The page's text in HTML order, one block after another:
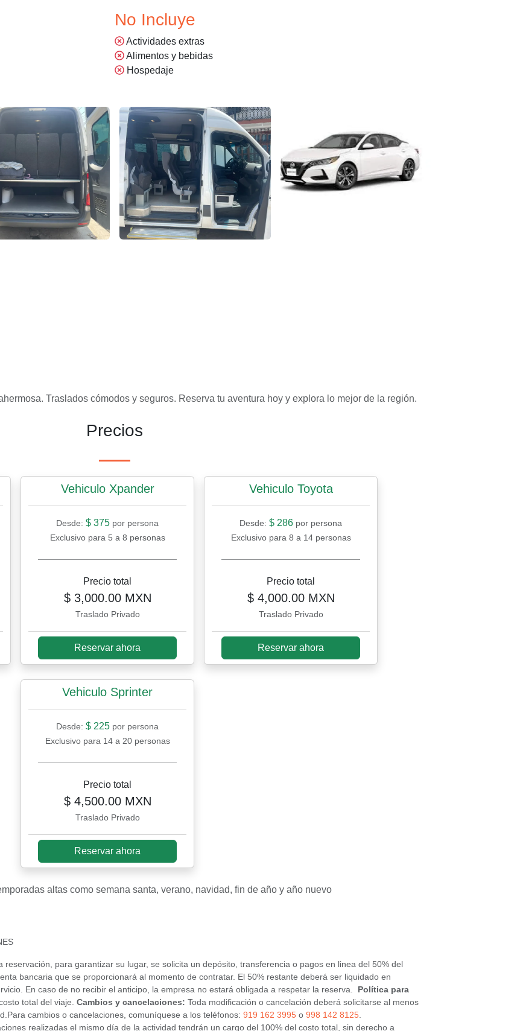
No Incluye
Actividades extras
Alimentos y bebidas
Hospedaje
Traslados cómodos y seguros. Reserva tu aventura hoy y explora lo mejor de la región.
Precios
Vehiculo Xpander
Desde: $ 375 por persona
Exclusivo para 5 a 8 personas
Precio total
$ 3,000.00 MXN
Traslado Privado
Reservar ahora
Vehiculo Toyota
Desde: $ 286 por persona
Exclusivo para 8 a 14 personas
Precio total
$ 4,000.00 MXN
Traslado Privado
Reservar ahora
Vehiculo Sprinter
Desde: $ 225 por persona
Exclusivo para 14 a 20 personas
Precio total
$ 4,500.00 MXN
Traslado Privado
Reservar ahora
altas como semana santa, verano, navidad, fin de año y año nuevo
para garantizar su lugar, se solicita un depósito, transferencia o pagos en linea del 50% del
bancaria que se proporcionará al momento de contratar. El 50% restante deberá ser liquidado en
En caso de no recibir el anticipo, la empresa no estará obligada a respetar la reserva.
Política para
total del viaje. Cambios y cancelaciones: Toda modificación o cancelación deberá solicitarse al menos
cambios o cancelaciones, comuníquese a los teléfonos: 919 162 3995 o 998 142 8125
realizadas el mismo día de la actividad tendrán un cargo del 100% del costo total, sin derecho a